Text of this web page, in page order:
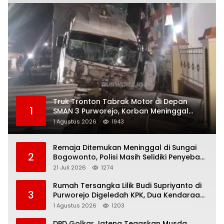
1
Truk Tronton Tabrak Motor di Depan
SMAN 3 Purworejo, Korban Meninggal
Dunia, Polisi Masih Selidiki Penyebab
1 Agustus 2026 1943
2
Remaja Ditemukan Meninggal di Sungai
Bogowonto, Polisi Masih Selidiki Penyebab
Kematian
21 Juli 2026 1274
3
Rumah Tersangka Lilik Budi Supriyanto di
Purworejo Digeledah KPK, Dua Kendaraan
Diamankan
1 Agustus 2026 1203